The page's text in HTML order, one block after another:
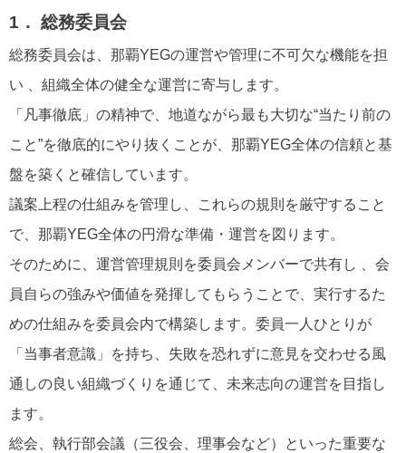
1． 総務委員会
総務委員会は、那覇YEGの運営や管理に不可欠な機能を担
い 、組織全体の健全な運営に寄与します。
「凡事徹底」の精神で、地道ながら最も大切な“当たり前の
こと”を徹底的にやり抜くことが、那覇YEG全体の信頼と基
盤を築くと確信しています。
議案上程の仕組みを管理し、これらの規則を厳守すること
で、那覇YEG全体の円滑な準備・運営を図ります。
そのために、運営管理規則を委員会メンバーで共有し 、会
員自らの強みや価値を発揮してもらうことで、実行するた
めの仕組みを委員会内で構築します。委員一人ひとりが
「当事者意識」を持ち、失敗を恐れずに意見を交わせる風
通しの良い組織づくりを通じて、未来志向の運営を目指し
ます。
総会、執行部会議（三役会、理事会など）といった重要な